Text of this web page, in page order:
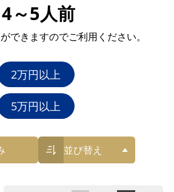
4～5人前
できますのでご利用ください。
2万円以上
5万円以上
並び替え